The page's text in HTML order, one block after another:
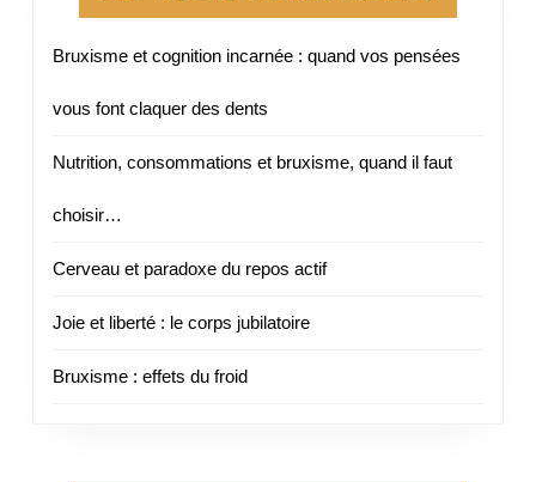
Bruxisme et cognition incarnée : quand vos pensées
vous font claquer des dents
Nutrition, consommations et bruxisme, quand il faut
choisir…
Cerveau et paradoxe du repos actif
Joie et liberté : le corps jubilatoire
Bruxisme : effets du froid